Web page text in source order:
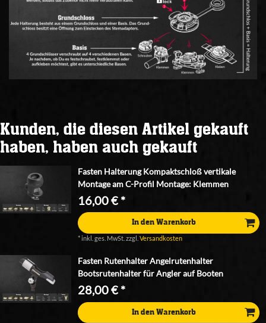
Kunden, die diesen Artikel gekauft
haben, haben auch gekauft
Fasten Halterung Kompaktschloß vertikale
Montage am C-Profil Montage: Klemmen
16,00 € *
In den Warenkorb
*inkl. ges. MwSt. zzgl.Versandkosten
Fasten Rutenhalter Angelrutenhalter
Bootsrutenhalter für Angler auf Booten
28,00 € *
In den Warenkorb